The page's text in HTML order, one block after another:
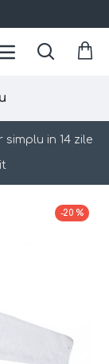
simplu in 14 zile
-20 %